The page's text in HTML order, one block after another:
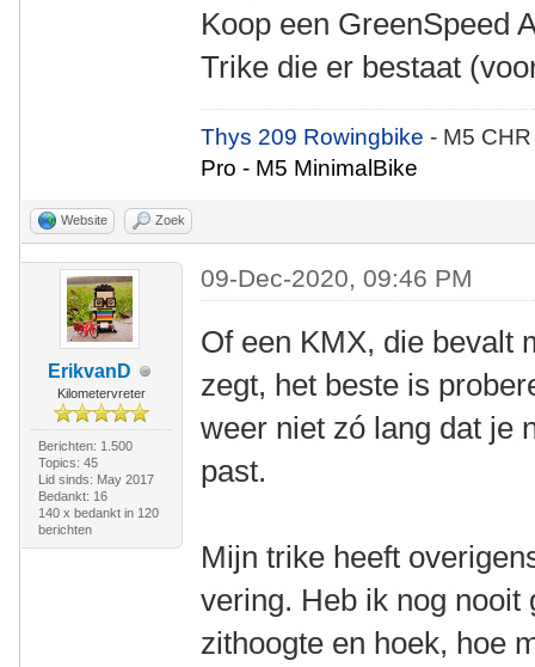
Koop een GreenSpeed
Trike die er bestaat
Thys 209 Rowingbike- M5
Pro - M5 MinimalBike
Website Zoek
ErikvanD
Kilometervreter
Berichten: 1.500
Topics: 45
Lid sinds: May 2017
Bedankt: 16
140 x bedankt in 120
berichten
09-Dec-2020, 09:46 PM
Of een KMX, die bevalt
zegt, het beste is
weer niet zó lang dat je
past.
Mijn trike heeft
vering. Heb ik nog
zithoogte en hoek, hoe